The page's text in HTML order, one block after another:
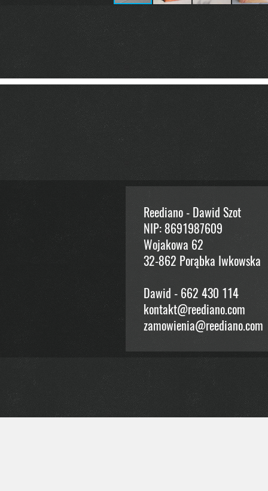
Reediano - Dawid Szot
NIP: 8691987609
Wojakowa 62
32-862 Porąbka Iwkowska
Dawid - 662 430 114
kontakt@reediano.com
zamowienia@reediano.com